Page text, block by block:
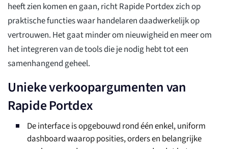
heeft zien komen en gaan, richt Rapide Portdex zich op
praktische functies waar handelaren daadwerkelijk op
vertrouwen. Het gaat minder om nieuwigheid en meer om
het integreren van de tools die je nodig hebt tot een
samenhangend geheel.
Unieke verkoopargumenten van
Rapide Portdex
De interface is opgebouwd rond één enkel, uniform
dashboard waarop posities, orders en belangrijke